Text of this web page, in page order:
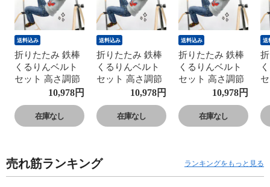
送料込み
折りたたみ 鉄棒
くるりんベルト
セット 高さ調節
5段階 耐荷重
100kg 子供用 取
扱説明書付き 室
内 家庭用 逆上が
コンパクト 運動
用 遊具 簡易 部
10,978円
在庫なし
送料込み
折りたたみ 鉄棒
くるりんベルト
セット 高さ調節
5段階 耐荷重
100kg 子供用 取
扱説明書付き 室
内 家庭用 逆上が
コンパクト 運動
用 遊具 簡易 部
10,978円
在庫なし
送料込み
折りたたみ 鉄棒
くるりんベルト
セット 高さ調節
5段階 耐荷重
100kg 子供用 取
扱説明書付き 室
内 家庭用 逆上が
コンパクト 運動
用 遊具 簡易 部
10,978円
在庫なし
送
売れ筋ランキング ランキングをもっと見る